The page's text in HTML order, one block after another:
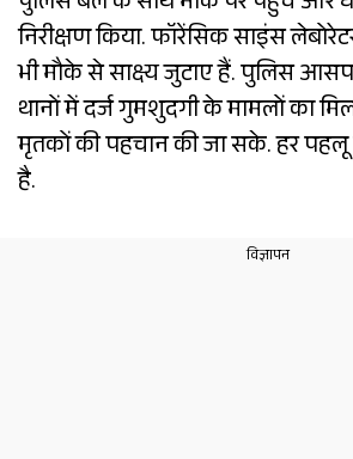
निरीक्षण किया. फॉरेंसिक साइंस
भी मौके से साक्ष्य जुटाए हैं. पुलिस
थानों में दर्ज गुमशुदगी के मामलों का
मृतकों की पहचान की जा सके. हर पहलू
है.